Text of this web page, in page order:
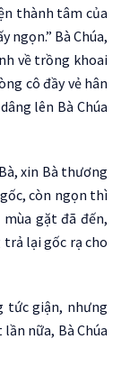
thành tâm của
ngọn.” Bà Chúa,
về trồng khoai
cô đầy vẻ hân
lên Bà Chúa
xin Bà thương
còn ngọn thì
gặt đã đến,
lại gốc rạ cho
tức giận, nhưng
nữa, Bà Chúa